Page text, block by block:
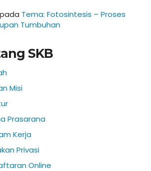
pada Tema: Fotosintesis – Proses
Tumbuhan
SKB
Misi
Prasarana
Kerja
Privasi
Online